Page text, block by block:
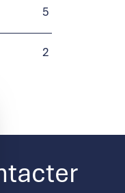
5
2